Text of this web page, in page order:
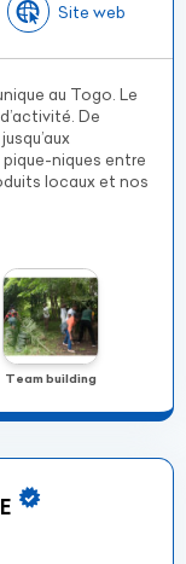
Site web
au Togo. Le
De
niques entre
locaux et nos
Team building